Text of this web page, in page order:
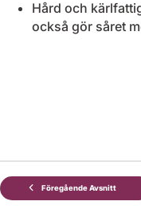
Hård och
också gör såret
Föregående Avsnitt